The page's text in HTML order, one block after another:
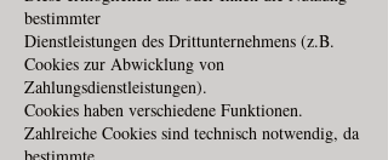
bestimmter
Dienstleistungen des Drittunternehmens (z.B.
Cookies zur Abwicklung von
Zahlungsdienstleistungen).
Cookies haben verschiedene Funktionen.
Zahlreiche Cookies sind technisch notwendig, da